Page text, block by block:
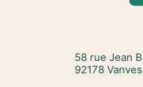
58 rue Jean
92178